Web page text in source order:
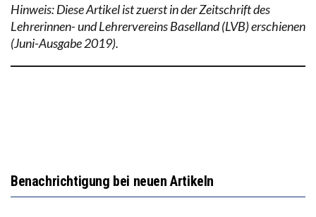
Hinweis: Diese Artikel ist zuerst in der Zeitschrift des
Lehrerinnen- und Lehrervereins Baselland (LVB) erschienen
(Juni-Ausgabe 2019).
Benachrichtigung bei neuen Artikeln